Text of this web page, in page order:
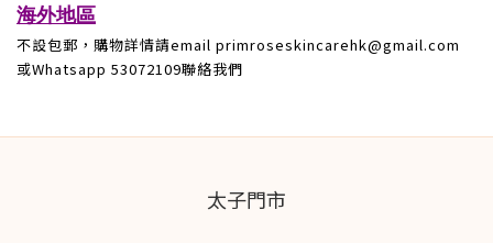
海外地區
不設包郵，購物詳情請email primroseskincarehk@gmail.com
或Whatsapp 53072109聯絡我們
太子門市